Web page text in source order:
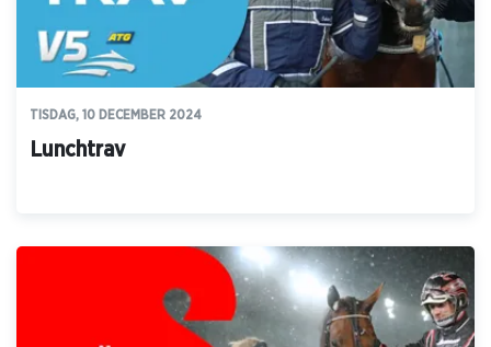
TISDAG, 10 DECEMBER 2024
Lunchtrav